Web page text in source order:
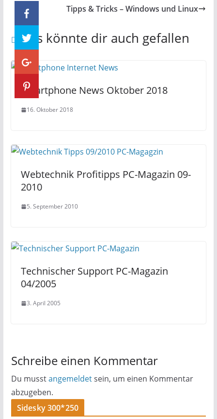
Tipps & Tricks – Windows und Linux
Das könnte dir auch gefallen
Smartphone News Oktober 2018
16. Oktober 2018
Webtechnik Profitipps PC-Magazin 09-
2010
5. September 2010
Technischer Support PC-Magazin
04/2005
3. April 2005
Schreibe einen Kommentar
Du musstangemeldetsein, um einen Kommentar
abzugeben.
Sidesky 300*250